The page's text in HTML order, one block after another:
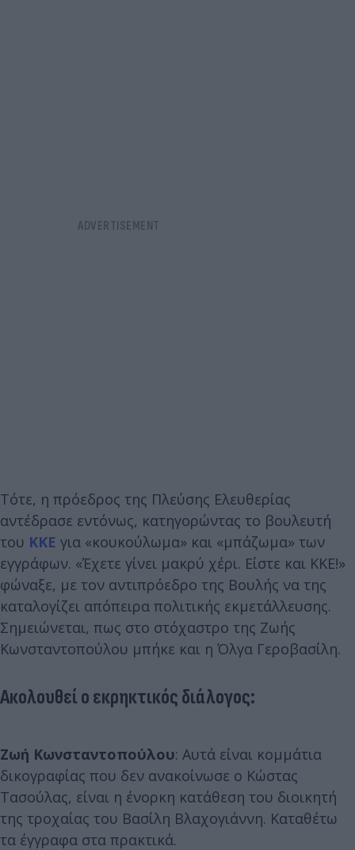
Τότε, η πρόεδρος της Πλεύσης Ελευθερίας
αντέδρασε εντόνως, κατηγορώντας το βουλευτή
του ΚΚΕ για «κουκούλωμα» και «μπάζωμα» των
εγγράφων. «Έχετε γίνει μακρύ χέρι. Είστε και ΚΚΕ!»
φώναξε, με τον αντιπρόεδρο της Βουλής να της
καταλογίζει απόπειρα πολιτικής εκμετάλλευσης.
Σημειώνεται, πως στο στόχαστρο της Ζωής
Κωνσταντοπούλου μπήκε και η Όλγα Γεροβασίλη.
Ακολουθεί ο εκρηκτικός διάλογος:
Ζωή Κωνσταντοπούλου: Αυτά είναι κομμάτια
δικογραφίας που δεν ανακοίνωσε ο Κώστας
Τασούλας, είναι η ένορκη κατάθεση του διοικητή
της τροχαίας του Βασίλη Βλαχογιάννη. Καταθέτω
τα έγγραφα στα πρακτικά.